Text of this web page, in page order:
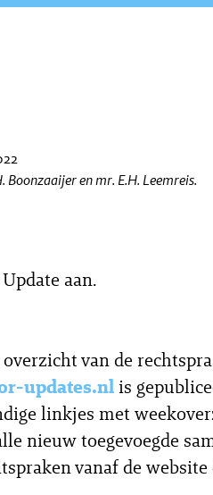
Boonzaaijer en mr. E.H. Leemreis.
aan.
van de
updates.nlis
linkjes met
nieuw toegevoegde
vanaf de